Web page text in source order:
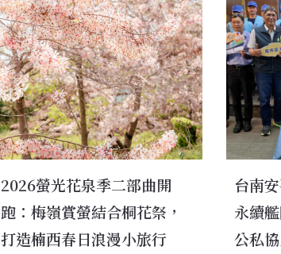
2026螢光花泉季二部曲開
跑：梅嶺賞螢結合桐花祭，
打造楠西春日浪漫小旅行
台南
永續
公私